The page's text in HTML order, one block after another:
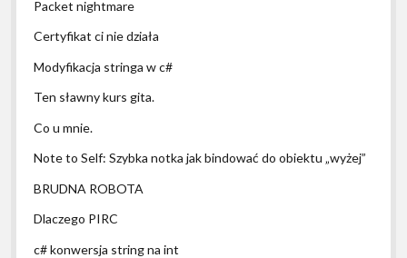
Packet nightmare
Certyfikat ci nie działa
Modyfikacja stringa w c#
Ten sławny kurs gita.
Co u mnie.
Note to Self: Szybka notka jak bindować do obiektu „wyżej”
BRUDNA ROBOTA
Dlaczego PIRC
c# konwersja string na int